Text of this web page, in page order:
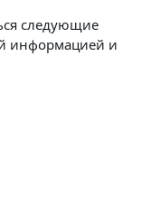
следующие
информацией и